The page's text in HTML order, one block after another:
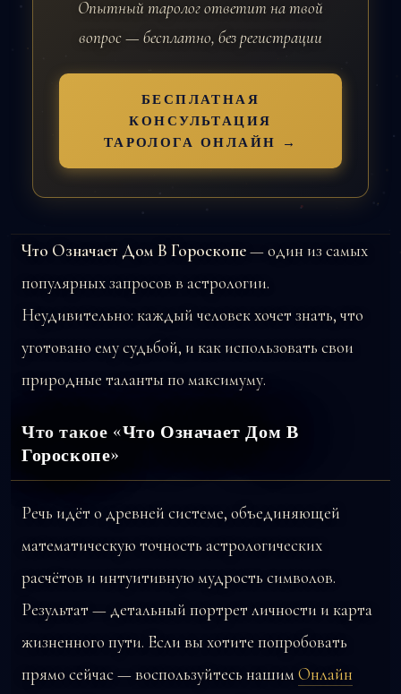
Опытный таролог ответит на твой
вопрос — бесплатно, без регистрации
БЕСПЛАТНАЯ
КОНСУЛЬТАЦИЯ
ТАРОЛОГА ОНЛАЙН →
Что Означает Дом В Гороскопе— один из самых
популярных запросов в астрологии.
Неудивительно: каждый человек хочет знать, что
уготовано ему судьбой, и как использовать свои
природные таланты по максимуму.
Что такое «Что Означает Дом В
Гороскопе»
Речь идёт о древней системе, объединяющей
математическую точность астрологических
расчётов и интуитивную мудрость символов.
Результат — детальный портрет личности и карта
жизненного пути. Если вы хотите попробовать
прямо сейчас — воспользуйтесь нашимОнлайн